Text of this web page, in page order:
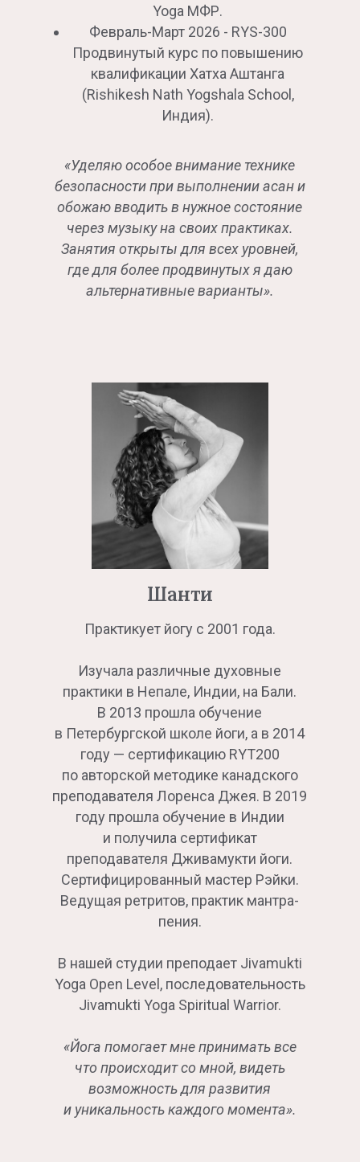
Yoga МФР.
Февраль-Март 2026 - RYS-300
Продвинутый курс по повышению
квалификации Хатха Аштанга
(Rishikesh Nath Yogshala School,
Индия).
«Уделяю особое внимание технике
безопасности при выполнении асан и
обожаю вводить в нужное состояние
через музыку на своих практиках.
Занятия открыты для всех уровней,
где для более продвинутых я даю
альтернативные варианты».
Шанти
Практикует йогу с 2001 года.
Изучала различные духовные
практики в Непале, Индии, на Бали.
В 2013 прошла обучение
в Петербургской школе йоги, а в 2014
году — сертификацию RYT200
по авторской методике канадского
преподавателя Лоренса Джея. В 2019
году прошла обучение в Индии
и получила сертификат
преподавателя Дживамукти йоги.
Сертифицированный мастер Рэйки.
Ведущая ретритов, практик мантра-
пения.
В нашей студии преподает Jivamukti
Yoga Open Level, последовательность
Jivamukti Yoga Spiritual Warrior.
«Йога помогает мне принимать все
что происходит со мной, видеть
возможность для развития
и уникальность каждого момента».